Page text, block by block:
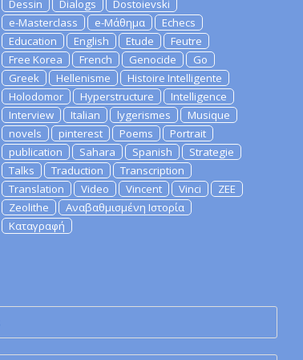
Dessin
Dialogs
Dostoievski
e-Masterclass
e-Μάθημα
Echecs
Education
English Etude
Feutre
Free Korea
French Genocide
Go
Greek
Hellenisme
Histoire Intelligente
Holodomor
Hyperstructure
Intelligence
Interview
Italian lygerismes
Musique
novels
pinterest Poems
Portrait
publication
Sahara Spanish
Strategie
Talks
Traduction
Transcription
Translation
Video Vincent Vinci
ZEE
Zeolithe
Αναβαθμισμένη Ιστορία
Καταγραφή